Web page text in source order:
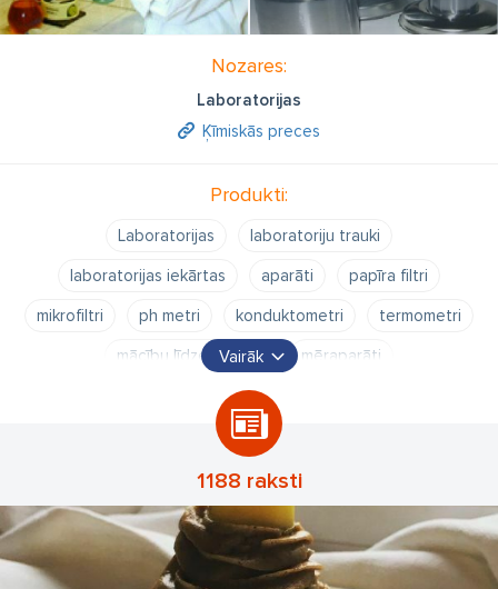
Nozares:
Laboratorijas
Ķīmiskās preces
Produkti:
Laboratorijas
laboratoriju trauki
laboratorijas iekārtas
aparāti
papīra filtri
mikrofiltri
ph metri konduktometri
termometri
mācību līdzekļi ķīmijā
mēraparāti
laboratorijas iekārtas
Vairāk
1188 raksti